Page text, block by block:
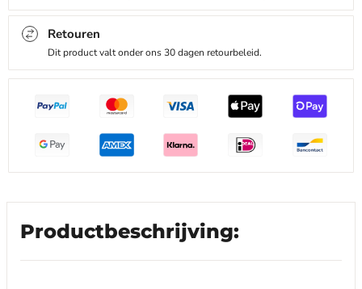
Retouren
Dit product valt onder ons 30 dagen retourbeleid.
Productbeschrijving: